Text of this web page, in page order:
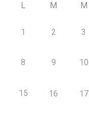
L M M
1 2 3
8 9 10
15 16 17